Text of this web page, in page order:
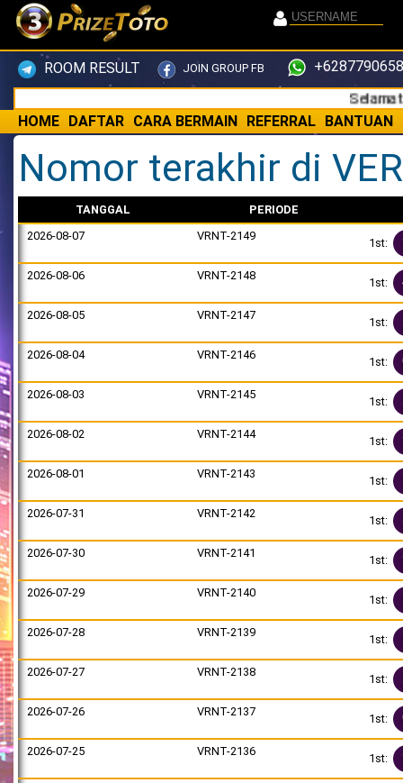
ROOM RESULT JOIN GROUP FB
Selamat
HOME DAFTAR CARA BERMAIN REFERRAL BANTUAN
Nomor terakhir di
TANGGAL
PERIODE
2026-08-07
VRNT-2149
1st:
2026-08-06 VRNT-2148
1st:
2026-08-05 VRNT-2147
1st:
2026-08-04 VRNT-2146
1st:
2026-08-03 VRNT-2145
1st:
2026-08-02 VRNT-2144
1st:
2026-08-01 VRNT-2143
1st:
2026-07-31 VRNT-2142
1st:
2026-07-30 VRNT-2141
1st:
2026-07-29 VRNT-2140
1st:
2026-07-28 VRNT-2139
1st:
2026-07-27 VRNT-2138
1st:
2026-07-26 VRNT-2137
1st:
2026-07-25 VRNT-2136
1st: